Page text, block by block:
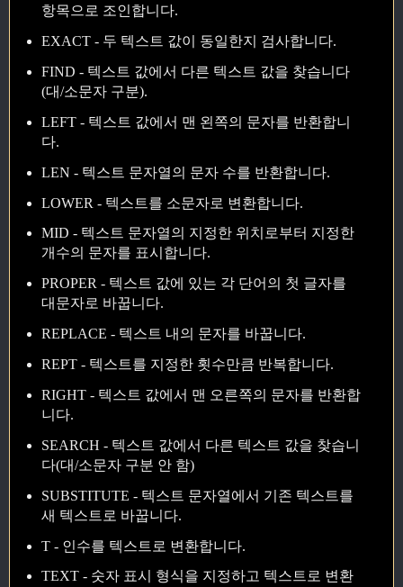
항목으로 조인합니다.
EXACT - 두 텍스트 값이 동일한지 검사합니다.
FIND - 텍스트 값에서 다른 텍스트 값을 찾습니다
(대/소문자 구분).
LEFT - 텍스트 값에서 맨 왼쪽의 문자를 반환합니
다.
LEN - 텍스트 문자열의 문자 수를 반환합니다.
LOWER - 텍스트를 소문자로 변환합니다.
MID - 텍스트 문자열의 지정한 위치로부터 지정한
개수의 문자를 표시합니다.
PROPER - 텍스트 값에 있는 각 단어의 첫 글자를
대문자로 바꿉니다.
REPLACE - 텍스트 내의 문자를 바꿉니다.
REPT - 텍스트를 지정한 횟수만큼 반복합니다.
RIGHT - 텍스트 값에서 맨 오른쪽의 문자를 반환합
니다.
SEARCH - 텍스트 값에서 다른 텍스트 값을 찾습니
다(대/소문자 구분 안 함)
SUBSTITUTE - 텍스트 문자열에서 기존 텍스트를
새 텍스트로 바꿉니다.
T - 인수를 텍스트로 변환합니다.
TEXT - 숫자 표시 형식을 지정하고 텍스트로 변환